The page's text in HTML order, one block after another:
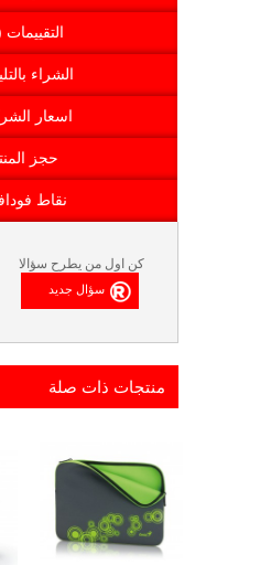
التقييمات
الشراء
اسعار
حجز
نقاط
كن اول من يطرح سؤالا
منتجات ذات صلة